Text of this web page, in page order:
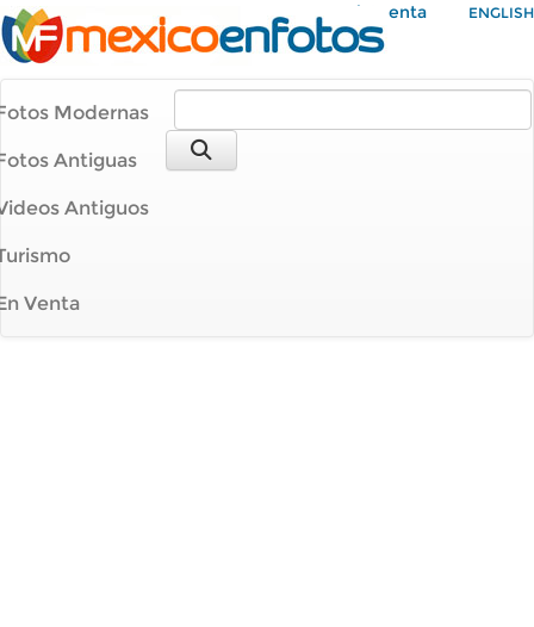
Mi Cuenta ENGLISH
Modernas
Antiguas
Antiguos
Venta